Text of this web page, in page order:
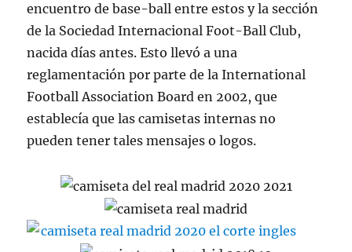
encuentro de base-ball entre estos y la sección
de la Sociedad Internacional Foot-Ball Club,
nacida días antes. Esto llevó a una
reglamentación por parte de la International
Football Association Board en 2002, que
establecía que las camisetas internas no
pueden tener tales mensajes o logos.